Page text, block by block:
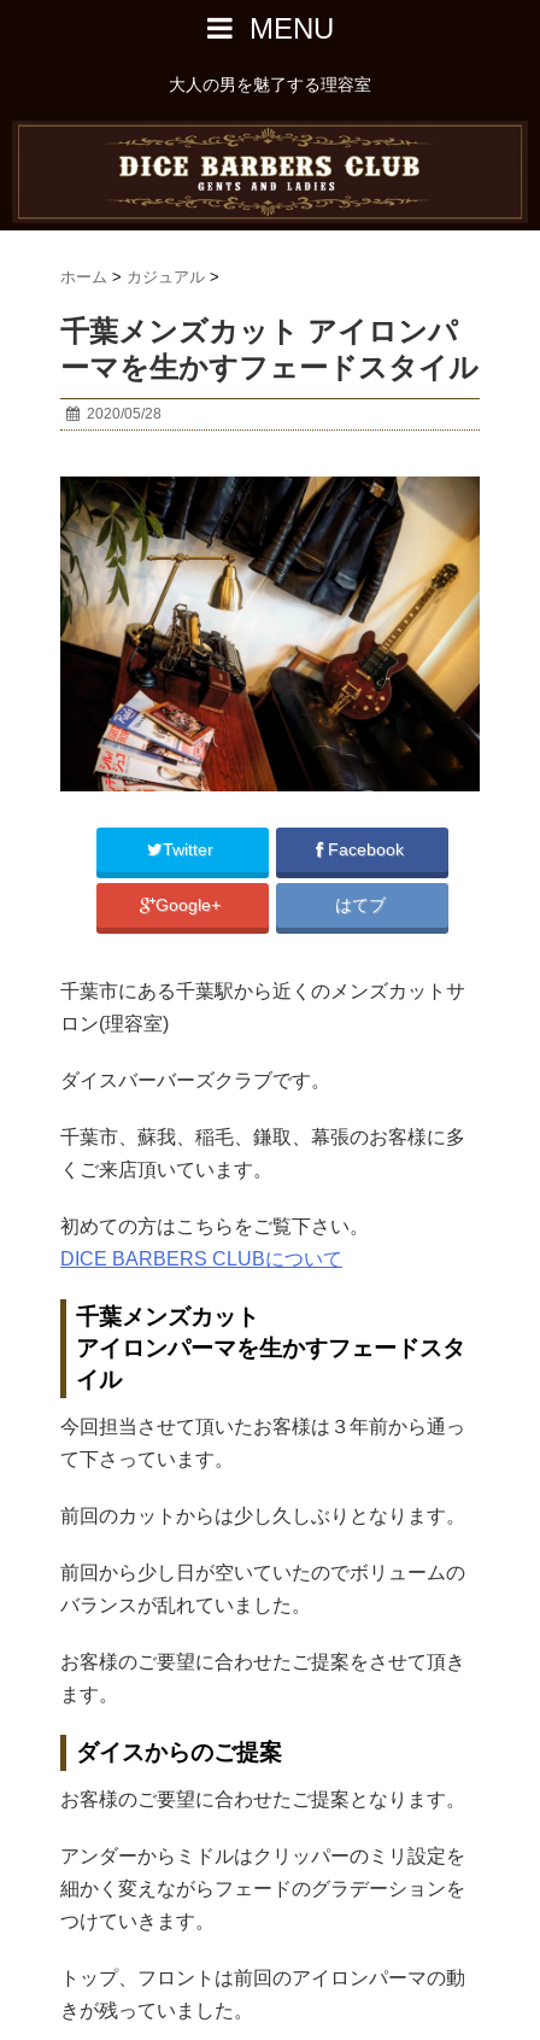
MENU
大人の男を魅了する理容室
ホーム > カジュアル >
千葉メンズカット アイロンパ
ーマを生かすフェードスタイル
2020/05/28
Twitter Facebook
Google+ はてブ
千葉市にある千葉駅から近くのメンズカットサ
ロン(理容室)
ダイスバーバーズクラブです。
千葉市、蘇我、稲毛、鎌取、幕張のお客様に多
くご来店頂いています。
初めての方はこちらをご覧下さい。
DICE BARBERS CLUBについて
千葉メンズカット
アイロンパーマを生かすフェードスタ
イル
今回担当させて頂いたお客様は３年前から通っ
て下さっています。
前回のカットからは少し久しぶりとなります。
前回から少し日が空いていたのでボリュームの
バランスが乱れていました。
お客様のご要望に合わせたご提案をさせて頂き
ます。
ダイスからのご提案
お客様のご要望に合わせたご提案となります。
アンダーからミドルはクリッパーのミリ設定を
細かく変えながらフェードのグラデーションを
つけていきます。
トップ、フロントは前回のアイロンパーマの動
きが残っていました。